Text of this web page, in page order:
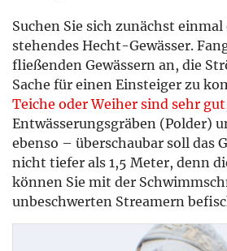
Suchen Sie sich zunächst
stehendes Hecht-Gewässer.
fließenden Gewässern an, die
Sache für einen Einsteiger zu
Teiche oder Weiher sind sehr gut
Entwässerungsgräben (Polder)
ebenso – überschaubar soll das
nicht tiefer als 1,5 Meter, denn
können Sie mit der
unbeschwerten Streamern